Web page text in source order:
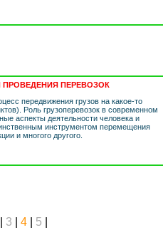
ПРОВЕДЕНИЯ ПЕРЕВОЗОК
передвижения грузов на какое-то
Роль грузоперевозок в современном
аспекты деятельности человека и
инструментом перемещения
и многого другого.
3 4 5